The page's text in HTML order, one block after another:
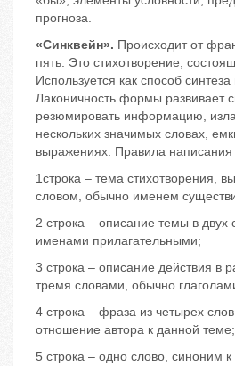
прогноза.
«Синквейн». Происходит от
пять. Это стихотворение,
Используется как способ
Лаконичность формы развивает
резюмировать информацию,
нескольких значимых словах,
выражениях. Правила написания
1строка – тема стихотворения,
словом, обычно именем
2 строка – описание темы в двух
именами прилагательными;
3 строка – описание действия в
тремя словами, обычно
4 строка – фраза из четырех
отношение автора к данной теме;
5 строка – одно слово, синоним